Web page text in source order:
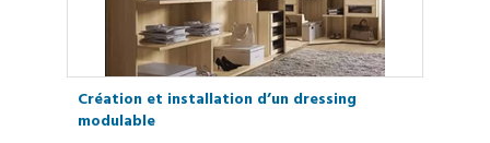
Création et installation d’un dressing
modulable